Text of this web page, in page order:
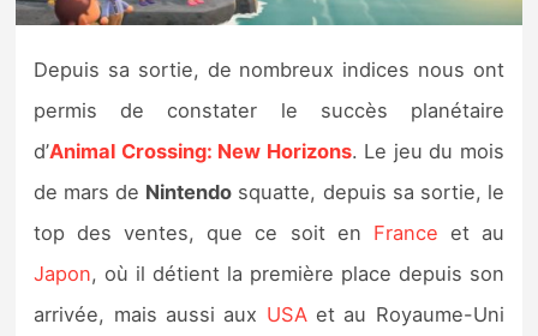
Tests et previews
Tests de jeux
Tests d’accessoires
Autres tests
Previews
Précommandes
Depuis sa sortie, de nombreux indices nous ont
permis de constater le succès planétaire
d’Animal Crossing: New Horizons. Le jeu du mois
de mars de Nintendo squatte, depuis sa sortie, le
top des ventes, que ce soit en France et au
Japon, où il détient la première place depuis son
arrivée, mais aussi aux USAet au Royaume-Uni